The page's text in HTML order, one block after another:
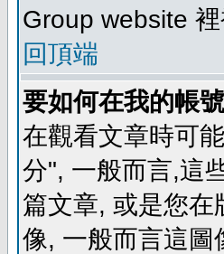
Group website
回頂端
要如何在我的帳
在觀看文章時可
分", 一般而言,這
篇文章, 或是您
像, 一般而言這圖